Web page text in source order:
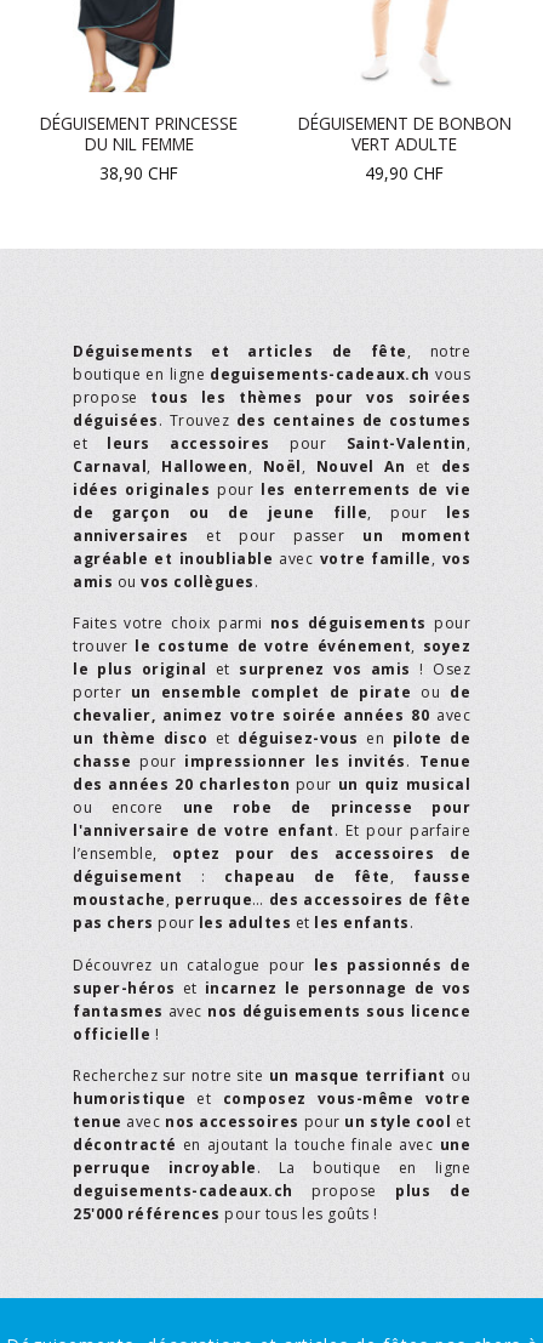
DÉGUISEMENT PRINCESSE
DU NIL FEMME
38,90 CHF
DÉGUISEMENT DE BONBON
VERT ADULTE
49,90 CHF
Déguisements et articles de fête, notre
boutique en ligne deguisements-cadeaux.ch vous
propose tous les thèmes pour vos soirées
déguisées. Trouvez des centaines de costumes
et leurs accessoires pour Saint-Valentin,
Carnaval, Halloween, Noël, Nouvel An et des
idées originales pour les enterrements de vie
de garçon ou de jeune fille, pour les
anniversaires et pour passer un moment
agréable et inoubliable avec votre famille, vos
amis ou vos collègues.
Faites votre choix parmi nos déguisements pour
trouver le costume de votre événement, soyez
le plus original et surprenez vos amis ! Osez
porter un ensemble complet de pirate ou de
chevalier, animez votre soirée années 80 avec
un thème disco et déguisez-vous en pilote de
chasse pour impressionner les invités. Tenue
des années 20 charleston pour un quiz musical
ou encore une robe de princesse pour
l'anniversaire de votre enfant. Et pour parfaire
l’ensemble, optez pour des accessoires de
déguisement : chapeau de fête, fausse
moustache, perruque… des accessoires de fête
pas chers pour les adultes et les enfants.
Découvrez un catalogue pour les passionnés de
super-héros et incarnez le personnage de vos
fantasmes avec nos déguisements sous licence
officielle !
Recherchez sur notre site un masque terrifiant ou
humoristique et composez vous-même votre
tenue avec nos accessoires pour un style cool et
décontracté en ajoutant la touche finale avec une
perruque incroyable. La boutique en ligne
deguisements-cadeaux.ch propose plus de
25'000 références pour tous les goûts !